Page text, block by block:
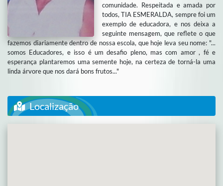
comunidade. Respeitada e amada por
todos, TIA ESMERALDA, sempre foi um
exemplo de educadora, e nos deixa a
seguinte mensagem, que reflete o que
fazemos diariamente dentro de nossa escola, que hoje leva seu nome: "...
somos Educadores, e isso é um desafio pleno, mas com amor , fé e
esperança plantaremos uma semente hoje, na certeza de torná-la uma
linda árvore que nos dará bons frutos..."
Localização